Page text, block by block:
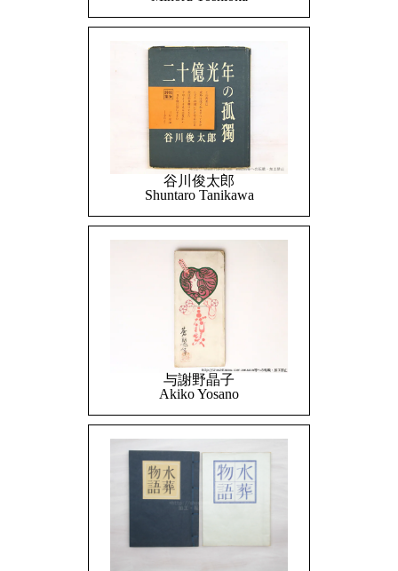
谷川俊太郎
Shuntaro Tanikawa
与謝野晶子
Akiko Yosano